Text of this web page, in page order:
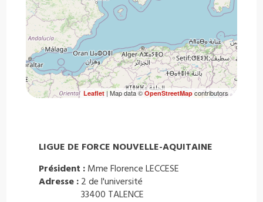
Leaflet| Map data ©OpenStreetMapcontributors
LIGUE DE FORCE NOUVELLE-AQUITAINE
Président : Mme Florence LECCESE
Adresse : 2 de l'université
33400 TALENCE